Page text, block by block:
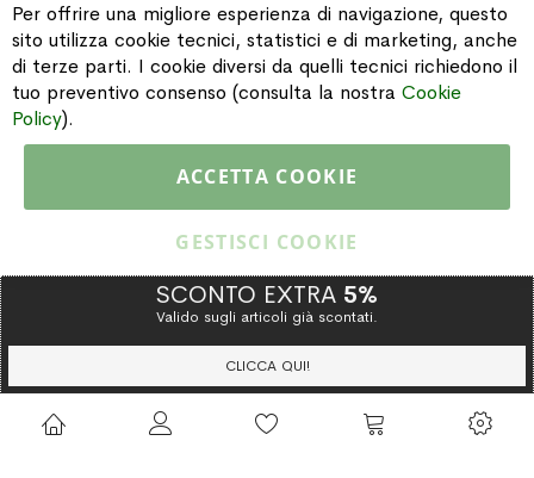
INFORMAZIONI
Copyright © 2015 Gioielleria Oreste Troso. All rights reserved. P. IVA
IT02064590751
Privacy Policy Cookie Policy
Per offrire una migliore esperienza di navigazione, questo
sito utilizza cookie tecnici, statistici e di marketing, anche
di terze parti. I cookie diversi da quelli tecnici richiedono il
tuo preventivo consenso (consulta la nostra Cookie
Policy).
ACCETTA COOKIE
GESTISCI COOKIE
SCONTO EXTRA 5%
Valido sugli articoli già scontati.
CLICCA QUI!